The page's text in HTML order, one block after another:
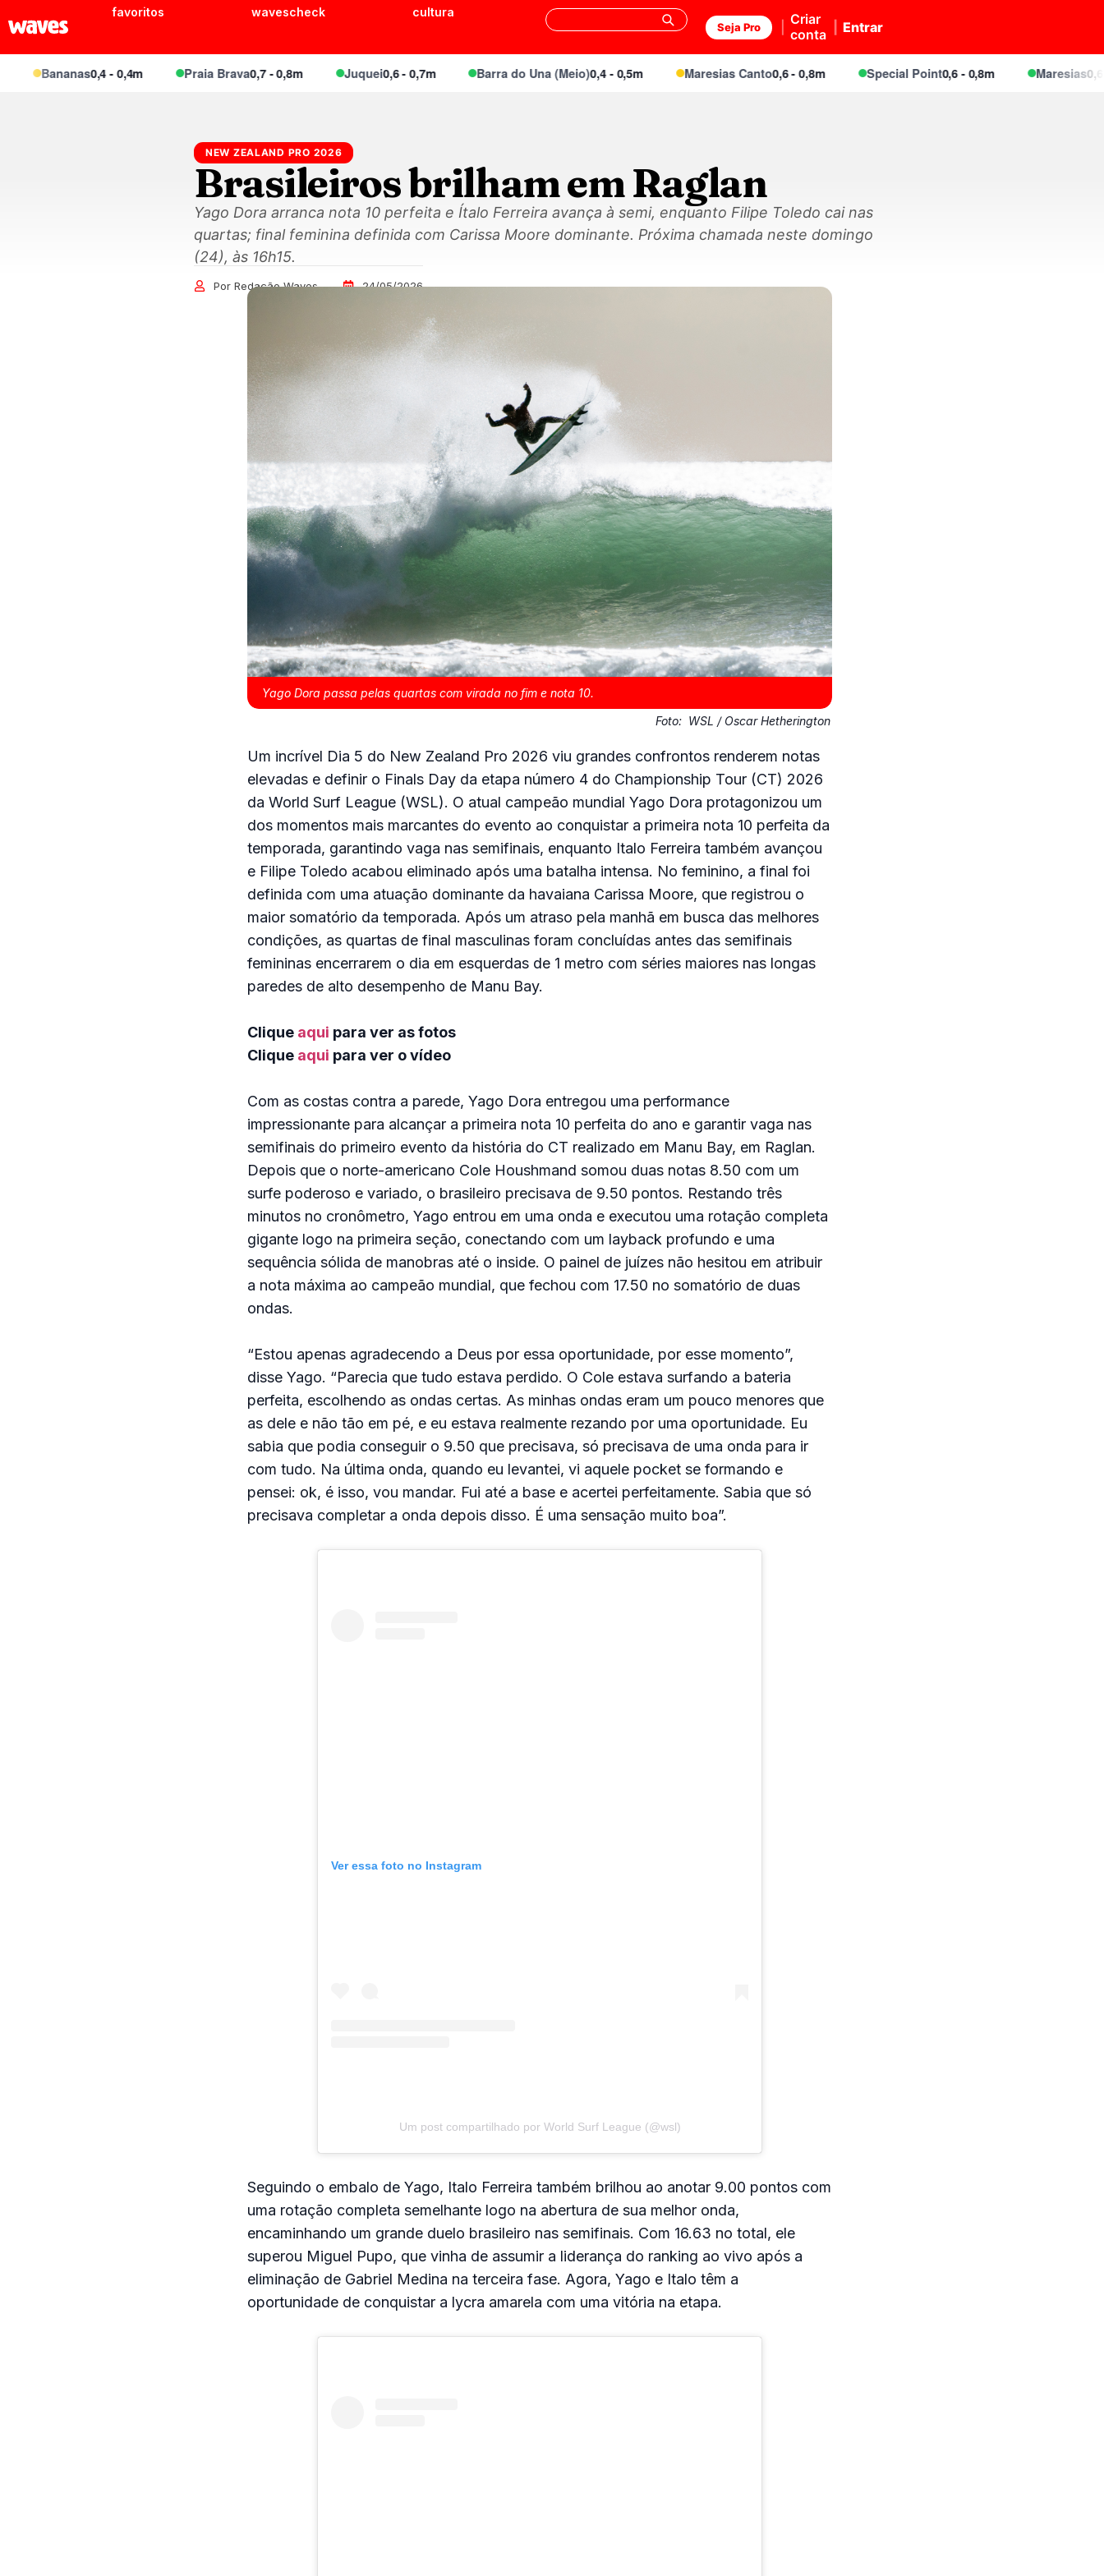
favoritos wavescheck cultura
Seja Pro
Criar
conta
Entrar
Bananas0,4 - 0,4m Praia Brava0,7 - 0,8m Juquei0,6 - 0,7m Barra do Una (Meio)0,4 - 0,5m Maresias Canto0,6 - 0,8m Special Point 0,6 - 0,8m Maresias0,6 -
NEW ZEALAND PRO 2026
Brasileiros brilham em Raglan
Yago Dora arranca nota 10 perfeita e Ítalo Ferreira avança à semi, enquanto Filipe Toledo cai nas
quartas; final feminina definida com Carissa Moore dominante. Próxima chamada neste domingo
(24), às 16h15.
Por Redação Waves 24/05/2026
Yago Dora passa pelas quartas com virada no fim e nota 10.
Foto: WSL / Oscar Hetherington
Um incrível Dia 5 do New Zealand Pro 2026 viu grandes confrontos renderem notas
elevadas e definir o Finals Day da etapa número 4 do Championship Tour (CT) 2026
da World Surf League (WSL). O atual campeão mundial Yago Dora protagonizou um
dos momentos mais marcantes do evento ao conquistar a primeira nota 10 perfeita da
temporada, garantindo vaga nas semifinais, enquanto Italo Ferreira também avançou
e Filipe Toledo acabou eliminado após uma batalha intensa. No feminino, a final foi
definida com uma atuação dominante da havaiana Carissa Moore, que registrou o
maior somatório da temporada. Após um atraso pela manhã em busca das melhores
condições, as quartas de final masculinas foram concluídas antes das semifinais
femininas encerrarem o dia em esquerdas de 1 metro com séries maiores nas longas
paredes de alto desempenho de Manu Bay.
Clique aqui para ver as fotos
Clique aqui para ver o vídeo
Com as costas contra a parede, Yago Dora entregou uma performance
impressionante para alcançar a primeira nota 10 perfeita do ano e garantir vaga nas
semifinais do primeiro evento da história do CT realizado em Manu Bay, em Raglan.
Depois que o norte-americano Cole Houshmand somou duas notas 8.50 com um
surfe poderoso e variado, o brasileiro precisava de 9.50 pontos. Restando três
minutos no cronômetro, Yago entrou em uma onda e executou uma rotação completa
gigante logo na primeira seção, conectando com um layback profundo e uma
sequência sólida de manobras até o inside. O painel de juízes não hesitou em atribuir
a nota máxima ao campeão mundial, que fechou com 17.50 no somatório de duas
ondas.
“Estou apenas agradecendo a Deus por essa oportunidade, por esse momento”,
disse Yago. “Parecia que tudo estava perdido. O Cole estava surfando a bateria
perfeita, escolhendo as ondas certas. As minhas ondas eram um pouco menores que
as dele e não tão em pé, e eu estava realmente rezando por uma oportunidade. Eu
sabia que podia conseguir o 9.50 que precisava, só precisava de uma onda para ir
com tudo. Na última onda, quando eu levantei, vi aquele pocket se formando e
pensei: ok, é isso, vou mandar. Fui até a base e acertei perfeitamente. Sabia que só
precisava completar a onda depois disso. É uma sensação muito boa”.
Ver essa foto no Instagram
Um post compartilhado por World Surf League (@wsl)
Seguindo o embalo de Yago, Italo Ferreira também brilhou ao anotar 9.00 pontos com
uma rotação completa semelhante logo na abertura de sua melhor onda,
encaminhando um grande duelo brasileiro nas semifinais. Com 16.63 no total, ele
superou Miguel Pupo, que vinha de assumir a liderança do ranking ao vivo após a
eliminação de Gabriel Medina na terceira fase. Agora, Yago e Italo têm a
oportunidade de conquistar a lycra amarela com uma vitória na etapa.